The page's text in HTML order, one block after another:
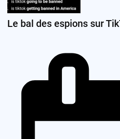
Le bal des espions sur